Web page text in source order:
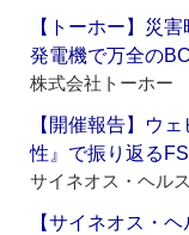
【トーホー】災
発電機で万全の
株式会社トーホー
【開催報告】ウ
性』で振り返る
サイネオス・ヘル
【サイネオス・